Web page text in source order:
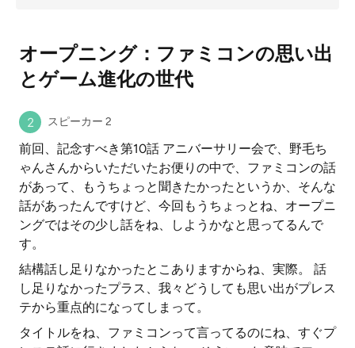
オープニング：ファミコンの思い出
とゲーム進化の世代
スピーカー 2
前回、記念すべき第10話 アニバーサリー会で、野毛ち
ゃんさんからいただいたお便りの中で、ファミコンの話
があって、もうちょっと聞きたかったというか、そんな
話があったんですけど、今回もうちょっとね、オープニ
ングではその少し話をね、しようかなと思ってるんで
す。
結構話し足りなかったとこありますからね、実際。 話
し足りなかったプラス、我々どうしても思い出がプレス
テから重点的になってしまって。
タイトルをね、ファミコンって言ってるのにね、すぐプ